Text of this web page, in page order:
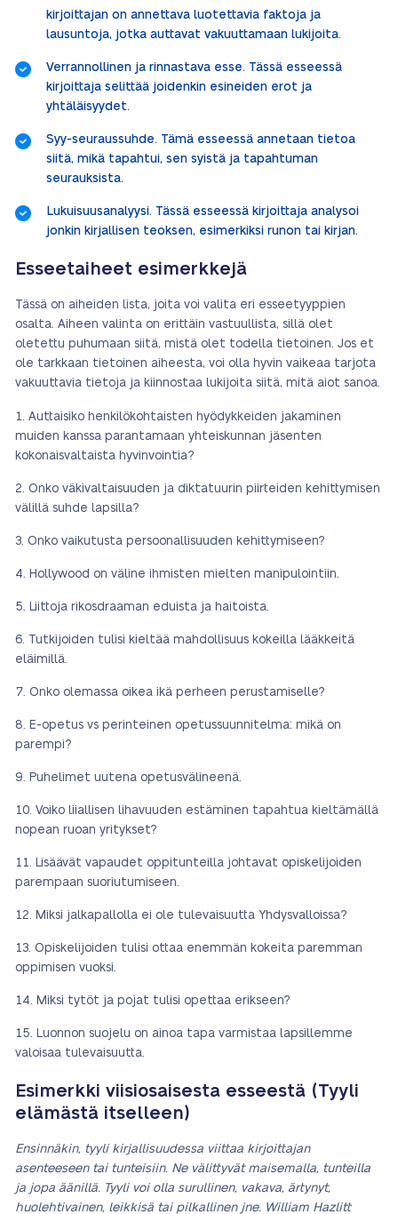
kirjoittajan on annettava luotettavia faktoja ja
lausuntoja, jotka auttavat vakuuttamaan lukijoita.
Verrannollinen ja rinnastava esse. Tässä esseessä
kirjoittaja selittää joidenkin esineiden erot ja
yhtäläisyydet.
Syy-seuraussuhde. Tämä esseessä annetaan tietoa
siitä, mikä tapahtui, sen syistä ja tapahtuman
seurauksista.
Lukuisuusanalyysi. Tässä esseessä kirjoittaja analysoi
jonkin kirjallisen teoksen, esimerkiksi runon tai kirjan.
Esseetaiheet esimerkkejä
Tässä on aiheiden lista, joita voi valita eri esseetyyppien
osalta. Aiheen valinta on erittäin vastuullista, sillä olet
oletettu puhumaan siitä, mistä olet todella tietoinen. Jos et
ole tarkkaan tietoinen aiheesta, voi olla hyvin vaikeaa tarjota
vakuuttavia tietoja ja kiinnostaa lukijoita siitä, mitä aiot sanoa.
Auttaisiko henkilökohtaisten hyödykkeiden jakaminen
muiden kanssa parantamaan yhteiskunnan jäsenten
kokonaisvaltaista hyvinvointia?
Onko väkivaltaisuuden ja diktatuurin piirteiden kehittymisen
välillä suhde lapsilla?
Onko vaikutusta persoonallisuuden kehittymiseen?
Hollywood on väline ihmisten mielten manipulointiin.
Liittoja rikosdraaman eduista ja haitoista.
Tutkijoiden tulisi kieltää mahdollisuus kokeilla lääkkeitä
eläimillä.
Onko olemassa oikea ikä perheen perustamiselle?
E-opetus vs perinteinen opetussuunnitelma: mikä on
parempi?
Puhelimet uutena opetusvälineenä.
Voiko liiallisen lihavuuden estäminen tapahtua kieltämällä
nopean ruoan yritykset?
Lisäävät vapaudet oppitunteilla johtavat opiskelijoiden
parempaan suoriutumiseen.
Miksi jalkapallolla ei ole tulevaisuutta Yhdysvalloissa?
Opiskelijoiden tulisi ottaa enemmän kokeita paremman
oppimisen vuoksi.
Miksi tytöt ja pojat tulisi opettaa erikseen?
Luonnon suojelu on ainoa tapa varmistaa lapsillemme
valoisaa tulevaisuutta.
Esimerkki viisiosaisesta esseestä (Tyyli
elämästä itselleen)
Ensinnäkin, tyyli kirjallisuudessa viittaa kirjoittajan
asenteeseen tai tunteisiin. Ne välittyvät maisemalla, tunteilla
ja jopa äänillä. Tyyli voi olla surullinen, vakava, ärtynyt,
huolehtivainen, leikkisä tai pilkallinen jne. William Hazlitt